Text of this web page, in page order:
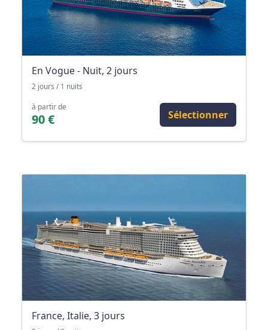
En Vogue - Nuit, 2 jours
2 jours / 1 nuits
à partir de
90 € Sélectionner
France, Italie, 3 jours